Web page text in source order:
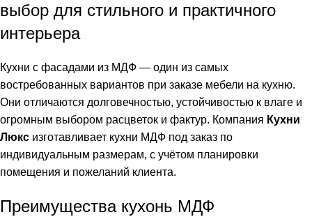
выбор для стильного и практичного
интерьера
Кухни с фасадами из МДФ — один из самых
востребованных вариантов при заказе мебели на кухню.
Они отличаются долговечностью, устойчивостью к влаге и
огромным выбором расцветок и фактур. Компания Кухни
Люкс изготавливает кухни МДФ под заказ по
индивидуальным размерам, с учётом планировки
помещения и пожеланий клиента.
Преимущества кухонь МДФ